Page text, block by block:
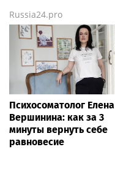
Russia24.pro
Психосоматолог Елена
Вершинина: как за 3
минуты вернуть себе
равновесие